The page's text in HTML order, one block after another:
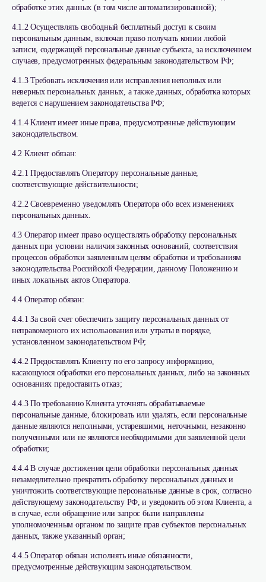
обработке этих данных (в том числе автоматизированной);
4.1.2 Осуществлять свободный бесплатный доступ к своим
персональным данным, включая право получать копии любой
записи, содержащей персональные данные субъекта, за исключением
случаев, предусмотренных федеральным законодательством РФ;
4.1.3 Требовать исключения или исправления неполных или
неверных персональных данных, а также данных, обработка которых
ведется с нарушением законодательства РФ;
4.1.4 Клиент имеет иные права, предусмотренные действующим
законодательством.
4.2 Клиент обязан:
4.2.1 Предоставлять Оператору персональные данные,
соответствующие действительности;
4.2.2 Своевременно уведомлять Оператора обо всех изменениях
персональных данных.
4.3 Оператор имеет право осуществлять обработку персональных
данных при условии наличия законных оснований, соответствия
процессов обработки заявленным целям обработки и требованиям
законодательства Российской Федерации, данному Положению и
иных локальных актов Оператора.
4.4 Оператор обязан:
4.4.1 За свой счет обеспечить защиту персональных данных от
неправомерного их использования или утраты в порядке,
установленном законодательством РФ;
4.4.2 Предоставлять Клиенту по его запросу информацию,
касающуюся обработки его персональных данных, либо на законных
основаниях предоставить отказ;
4.4.3 По требованию Клиента уточнять обрабатываемые
персональные данные, блокировать или удалять, если персональные
данные являются неполными, устаревшими, неточными, незаконно
полученными или не являются необходимыми для заявленной цели
обработки;
4.4.4 В случае достижения цели обработки персональных данных
незамедлительно прекратить обработку персональных данных и
уничтожить соответствующие персональные данные в срок, согласно
действующему законодательству РФ, и уведомить об этом Клиента, а
в случае, если обращение или запрос были направлены
уполномоченным органом по защите прав субъектов персональных
данных, также указанный орган;
4.4.5 Оператор обязан исполнять иные обязанности,
предусмотренные действующим законодательством.